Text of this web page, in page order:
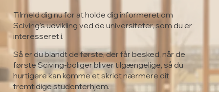
Tilmeld dig nu for at holde dig informeret om
Sciving's udvikling ved de universiteter, som du er
interesseret i.
Så er du blandt de første, der får besked, når de
første Sciving-boliger bliver tilgængelige, så du
hurtigere kan komme et skridt nærmere dit
fremtidige studenterhjem.